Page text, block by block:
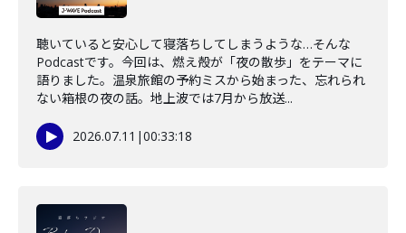
聴いていると安心して寝落ちしてしまうような…そんな
Podcastです。今回は、燃え殻が「夜の散歩」をテーマに
語りました。温泉旅館の予約ミスから始まった、忘れられ
ない箱根の夜の話。地上波では7月から放送...
2026.07.11 |00:33:18